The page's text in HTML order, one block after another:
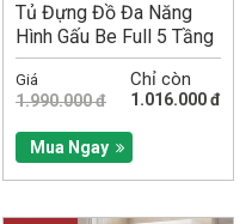
Tủ Đựng Đồ Đa Năng
Hình Gấu Be Full 5 Tầng
Giá
1.990.000 đ
Chỉ còn
1.016.000 đ
Mua Ngay